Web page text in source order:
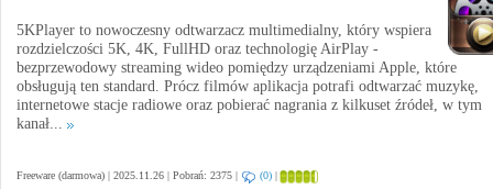
5KPlayer to nowoczesny odtwarzacz multimedialny, który wspiera
rozdzielczości 5K, 4K, FullHD oraz technologię AirPlay -
bezprzewodowy streaming wideo pomiędzy urządzeniami Apple, które
obsługują ten standard. Prócz filmów aplikacja potrafi odtwarzać muzykę,
internetowe stacje radiowe oraz pobierać nagrania z kilkuset źródeł, w tym
kanał...
Freeware (darmowa) | 2025.11.26 | Pobrań: 2375 | (0) |